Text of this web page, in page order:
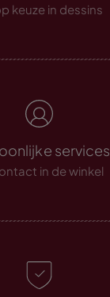
keuze in dessins
services
in de winkel